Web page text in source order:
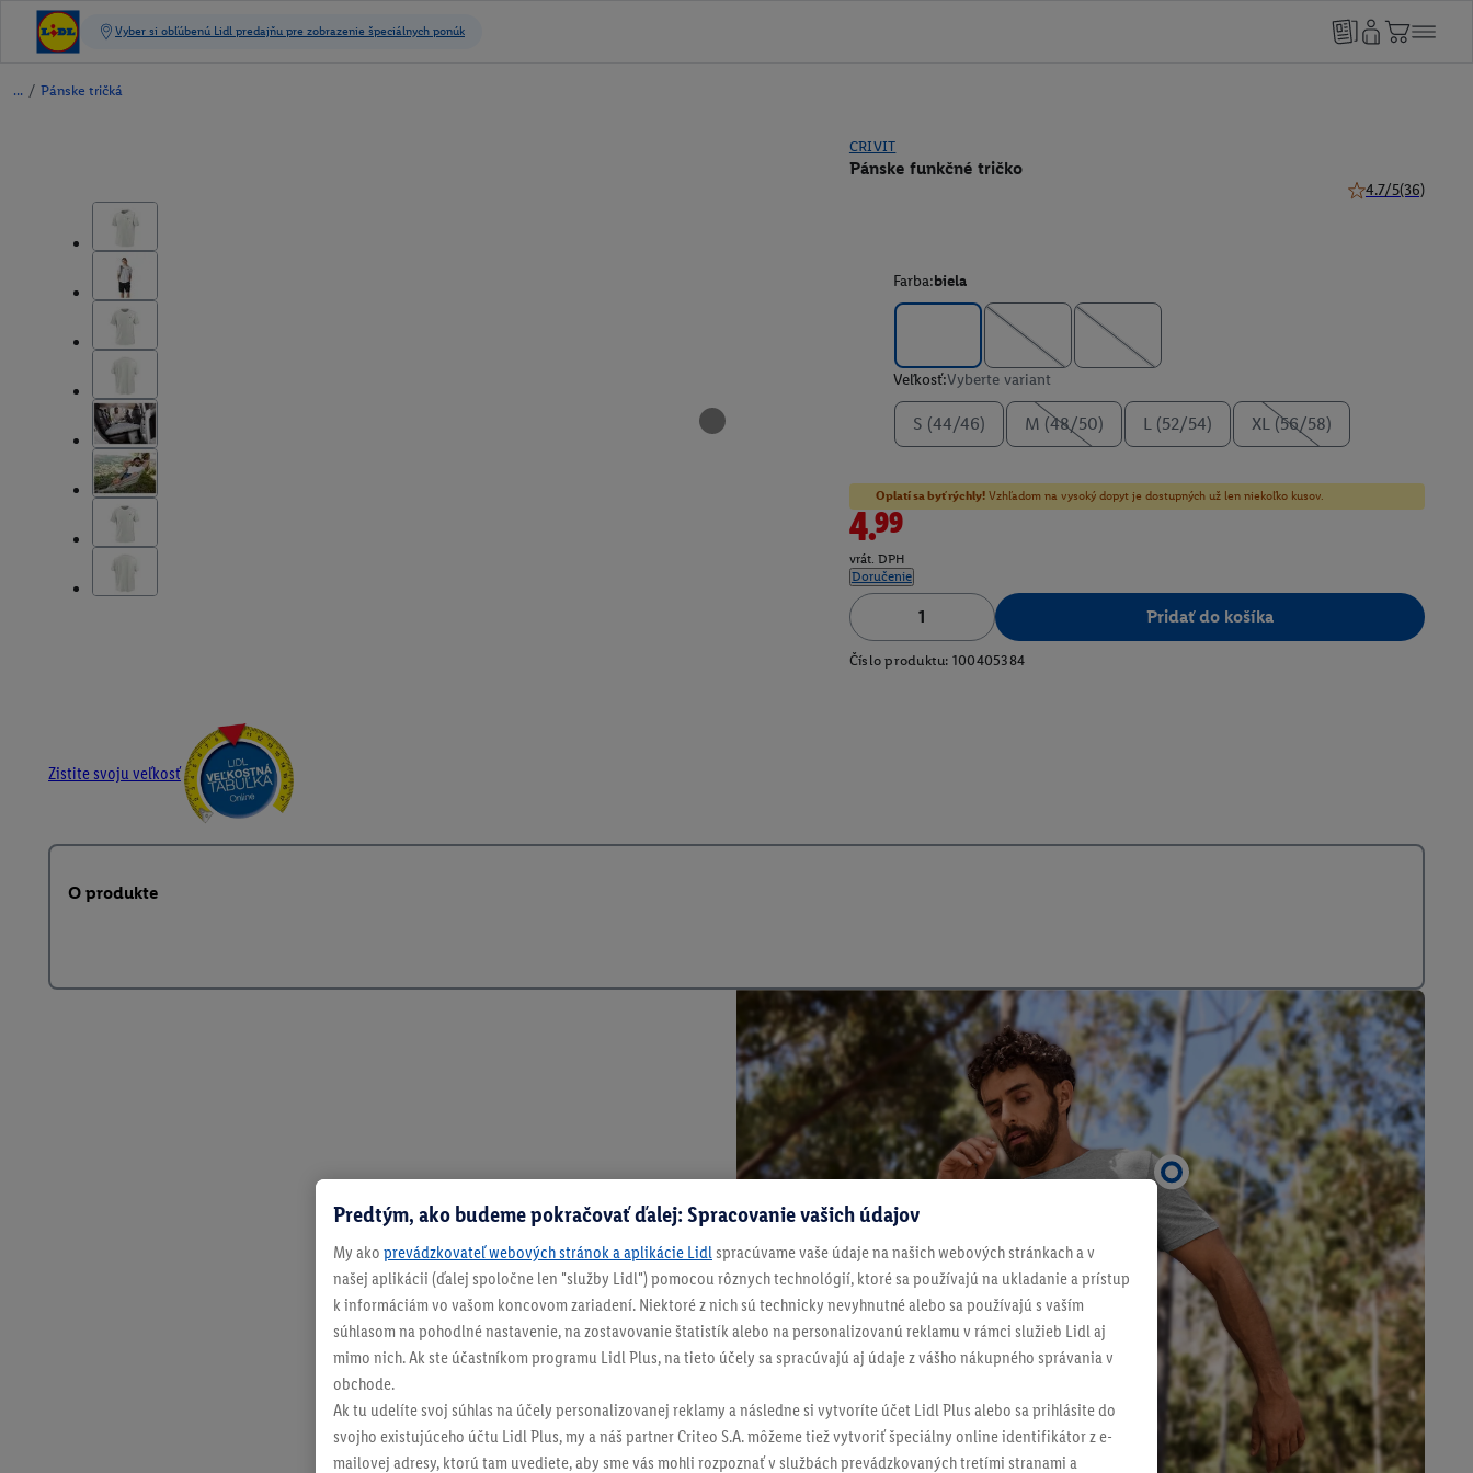
/ Pánske tričká
CRIVIT
Pánske funkčné tričko
4.7/5(36)
Farba:biela
Veľkosť:Vyberte variant
S (44/46) M (48/50) L (52/54) XL (56/58)
Oplatí sa byť rýchly!Vzhľadom na vysoký dopyt je dostupných už len niekoľko kusov.
4.99
vrát. DPH
Doručenie
Pridať do košíka
Číslo produktu: 100405384
Zistite svoju veľkosť
O produkte
Predtým, ako budeme pokračovať ďalej: Spracovanie vašich údajov
My ako prevádzkovateľ webových stránok a aplikácie Lidl spracúvame vaše údaje na našich webových stránkach a v
našej aplikácii (ďalej spoločne len "služby Lidl") pomocou rôznych technológií, ktoré sa používajú na ukladanie a prístup
k informáciám vo vašom koncovom zariadení. Niektoré z nich sú technicky nevyhnutné alebo sa používajú s vaším
súhlasom na pohodlné nastavenie, na zostavovanie štatistík alebo na personalizovanú reklamu v rámci služieb Lidl aj
mimo nich. Ak ste účastníkom programu Lidl Plus, na tieto účely sa spracúvajú aj údaje z vášho nákupného správania v
obchode.
Ak tu udelíte svoj súhlas na účely personalizovanej reklamy a následne si vytvoríte účet Lidl Plus alebo sa prihlásite do
svojho existujúceho účtu Lidl Plus, my a náš partner Criteo S.A. môžeme tiež vytvoriť špeciálny online identifikátor z e-
mailovej adresy, ktorú tam uvediete, aby sme vás mohli rozpoznať v službách prevádzkovaných tretími stranami a